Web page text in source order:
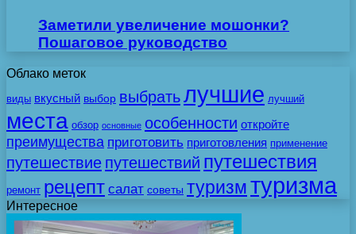
Заметили увеличение мошонки?
Пошаговое руководство
Облако меток
виды вкусный выбор выбратьлучшие лучший
места обзор основные особенности откройте
преимущества приготовить приготовления применение
путешествие путешествий путешествия
ремонт рецепт салат советы туризмтуризма
Интересное